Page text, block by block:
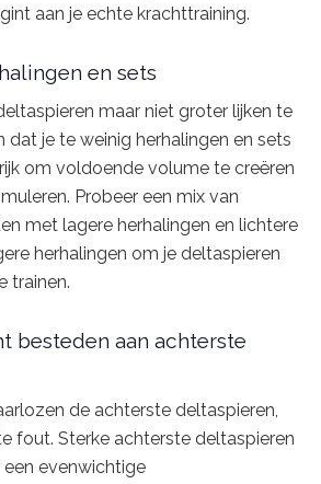
aan je echte krachttraining.
en sets
maar niet groter lijken te
dat je te weinig herhalingen en sets
om voldoende volume te creëren
Probeer een mix van
met lagere herhalingen en lichtere
herhalingen om je deltaspieren
trainen.
besteden aan achterste
de achterste deltaspieren,
fout. Sterke achterste deltaspieren
evenwichtige